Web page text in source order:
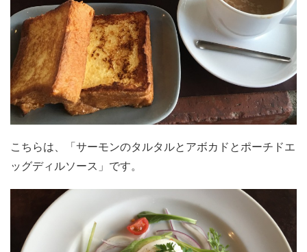
こちらは、「サーモンのタルタルとアボカドとポーチドエ
ッグディルソース」です。